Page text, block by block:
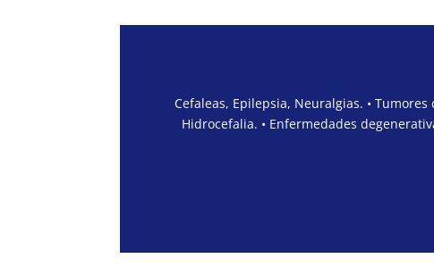
Cefaleas, Epilepsia, Neuralgias. •
Hidrocefalia. • Enfermedades